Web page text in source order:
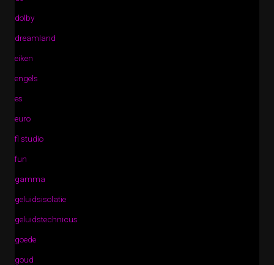
dolby
dreamland
eiken
engels
es
euro
fl studio
fun
gamma
geluidsisolatie
geluidstechnicus
goede
goud